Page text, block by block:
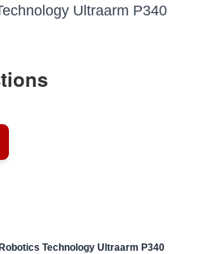
Ultraarm P340
Technology Ultraarm P340